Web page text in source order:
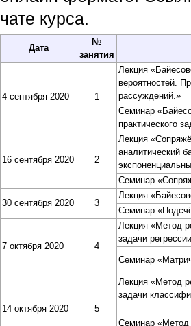
чате курса.
Дата
№
занятия
4 сентября 2020 1
Лекция
вероятностей.
рассуждений.»
Семинар
практического
16 сентября 2020 2
Лекция
аналитический
Семинар
30 сентября 2020 3
Лекция
Семинар
7 октября 2020 4
Лекция «Метод
задачи
Семинар
14 октября 2020 5
Лекция «Метод
задачи
Семинар «Метод